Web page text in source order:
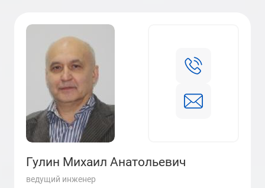
Гулин Михаил Анатольевич
ведущий инженер